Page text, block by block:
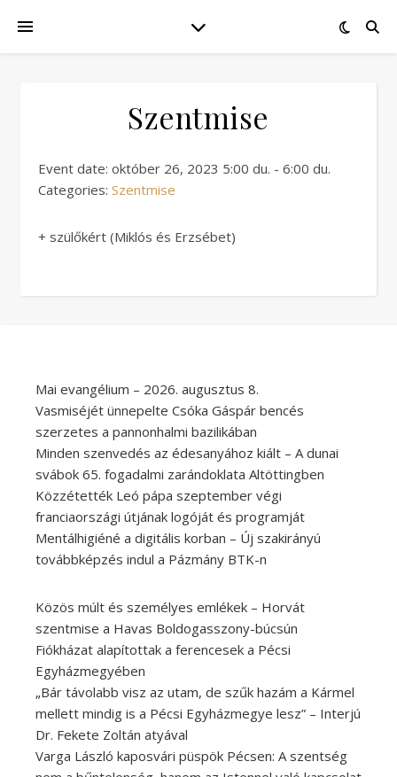
Szentmise
Event date: október 26, 2023 5:00 du. - 6:00 du.
Categories: Szentmise
+ szülőkért (Miklós és Erzsébet)
Mai evangélium – 2026. augusztus 8.
Vasmiséjét ünnepelte Csóka Gáspár bencés
szerzetes a pannonhalmi bazilikában
Minden szenvedés az édesanyához kiált – A dunai
svábok 65. fogadalmi zarándoklata Altöttingben
Közzétették Leó pápa szeptember végi
franciaországi útjának logóját és programját
Mentálhigiéné a digitális korban – Új szakirányú
továbbképzés indul a Pázmány BTK-n
Közös múlt és személyes emlékek – Horvát
szentmise a Havas Boldogasszony-búcsún
Fiókházat alapítottak a ferencesek a Pécsi
Egyházmegyében
„Bár távolabb visz az utam, de szűk hazám a Kármel
mellett mindig is a Pécsi Egyházmegye lesz” – Interjú
Dr. Fekete Zoltán atyával
Varga László kaposvári püspök Pécsen: A szentség